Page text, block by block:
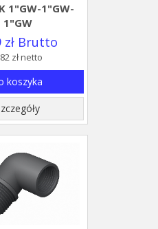
1"GW-1"GW-
1"GW
zł Brutto
zł netto
koszyka